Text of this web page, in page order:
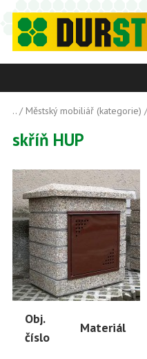
.. / Městský mobiliář (kategorie) /
skříň HUP
Obj.
číslo
Materiál